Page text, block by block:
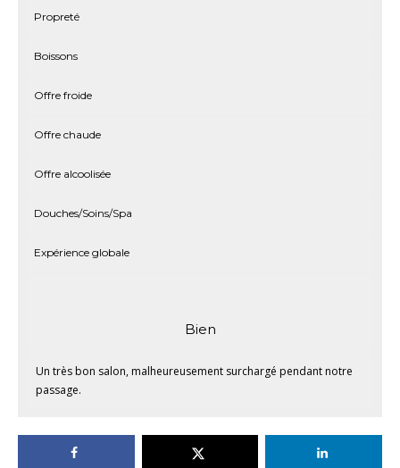
Propreté
Boissons
Offre froide
Offre chaude
Offre alcoolisée
Douches/Soins/Spa
Expérience globale
Bien
Un très bon salon, malheureusement surchargé pendant notre
passage.